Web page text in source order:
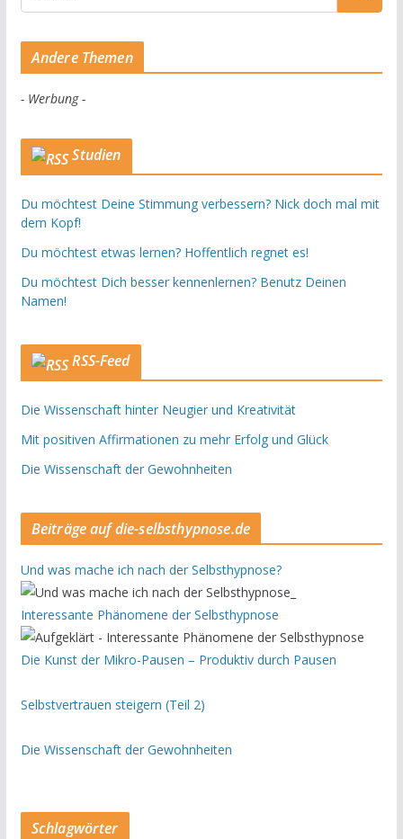
Andere Themen
- Werbung -
Studien
Du möchtest Deine Stimmung verbessern? Nick doch mal mit
dem Kopf!
Du möchtest etwas lernen? Hoffentlich regnet es!
Du möchtest Dich besser kennenlernen? Benutz Deinen
Namen!
RSS-Feed
Die Wissenschaft hinter Neugier und Kreativität
Mit positiven Affirmationen zu mehr Erfolg und Glück
Die Wissenschaft der Gewohnheiten
Beiträge auf die-selbsthypnose.de
Und was mache ich nach der Selbsthypnose?
Interessante Phänomene der Selbsthypnose
Die Kunst der Mikro-Pausen – Produktiv durch Pausen
Selbstvertrauen steigern (Teil 2)
Die Wissenschaft der Gewohnheiten
Schlagwörter